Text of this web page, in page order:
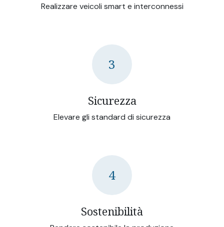
Realizzare veicoli smart e interconnessi
3
Sicurezza
Elevare gli standard di sicurezza
4
Sostenibilità